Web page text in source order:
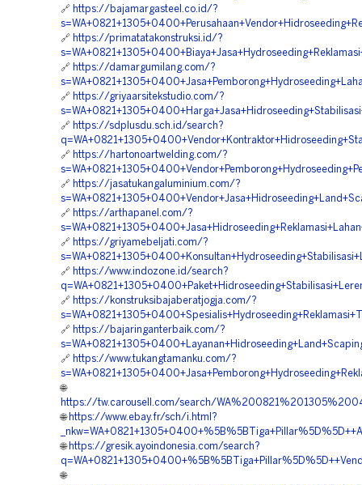
🔗 https://bajamargasteel.co.id/?
🔗 https://primatatakonstruksi.id/?
🔗 https://damargumilang.com/?
🔗 https://griyaarsitekstudio.com/?
🔗 https://sdplusdu.sch.id/search?
🔗 https://hartonoartwelding.com/?
🔗 https://jasatukangaluminium.com/?
🔗 https://arthapanel.com/?
🔗 https://griyamebeljati.com/?
🔗 https://www.indozone.id/search?
🔗 https://konstruksibajaberatjogja.com/?
🔗 https://bajaringanterbaik.com/?
🔗 https://www.tukangtamanku.com/?
🌐
https://tw.carousell.com/search/
🌐 https://www.ebay.fr/sch/i.html?
🌐 https://gresik.ayoindonesia.com/search?
🌐